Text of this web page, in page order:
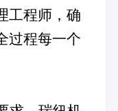
工程师，确
过程每一个